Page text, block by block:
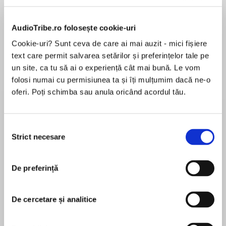
AudioTribe.ro folosește cookie-uri
Cookie-uri? Sunt ceva de care ai mai auzit - mici fișiere
text care permit salvarea setărilor și preferințelor tale pe
un site, ca tu să ai o experiență cât mai bună. Le vom
folosi numai cu permisiunea ta și îți mulțumim dacă ne-o
oferi. Poți schimba sau anula oricând acordul tău.
consimțământului
Strict necesare
De preferință
De cercetare și analitice
Despre carte
In one of her most ambitious works, Joyce Carol
Oates boldly reimagines the inner, poetic, and
spiritual life of Norma Jeane Baker—the child,
the woman, the fated celebrity, and idolized
Norma Jeane tells her own story of an
conflicted and driven—who had lost her way. A
powerful portrait of Hollywood’s myth and an
reality,Blondeis a sweeping epic that pays
tribute to the elusive magic and devastation
În acest moment nu există recenzii